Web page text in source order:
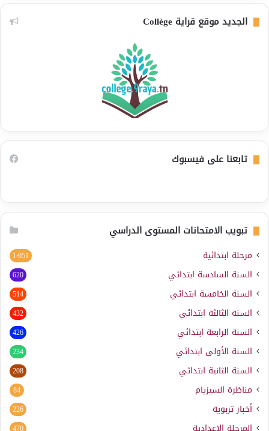
الجديد موقع قراية Collège
تابعنا على فيسبوك
تبويب الامتحانات المستوى الدراسي
مرحلة ابتدائية 1٬951
السنة السادسة ابتدائي 620
السنة الخامسة ابتدائي 514
السنة الثالثة ابتدائي 432
السنة الرابعة ابتدائي 426
السنة الأولى ابتدائي 234
السنة الثانية ابتدائي 208
مناظرة السيزيام 84
أخبار تربوية 226